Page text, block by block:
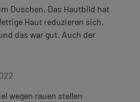
Duschen. Das Hautbild hat
Haut reduzieren sich.
das war gut. Auch der
wegen rauen stellen